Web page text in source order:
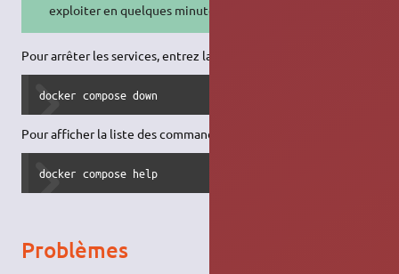
exploiter en quelques minutes !
Pour arrêter les services, entrez la commande :
docker compose down
Pour afficher la liste des commandes disponibles :
docker compose help
Problèmes